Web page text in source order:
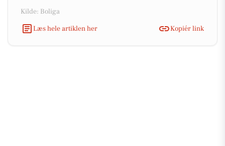
Kilde: Boliga
Læs hele artiklen her
Kopiér link